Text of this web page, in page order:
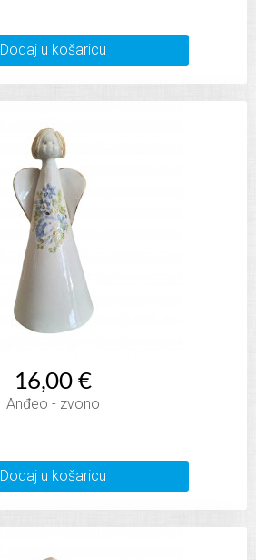
Dodaj u košaricu
16,00 €
Anđeo - zvono
Dodaj u košaricu